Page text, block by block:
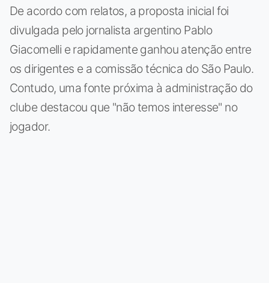
De acordo com relatos, a proposta inicial foi
divulgada pelo jornalista argentino Pablo
Giacomelli e rapidamente ganhou atenção entre
os dirigentes e a comissão técnica do São Paulo.
Contudo, uma fonte próxima à administração do
clube destacou que "não temos interesse" no
jogador.